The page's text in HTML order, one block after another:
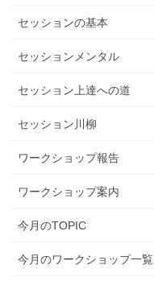
セッションの基本
セッションメンタル
セッション上達への道
セッション川柳
ワークショップ報告
ワークショップ案内
今月のTOPIC
今月のワークショップ一覧